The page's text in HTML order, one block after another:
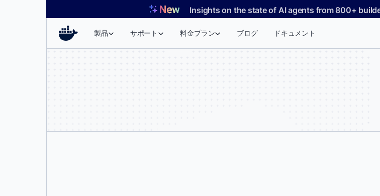
Insights on the state of AI agents from 800+
製品 サポート 料金プラン ブログ ドキュメント